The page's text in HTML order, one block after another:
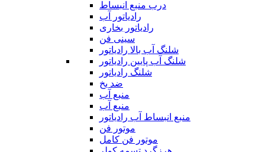
درب منبع انبساط
رادیاتور آب
رادیاتور بخاری
سینی فن
شلنگ آب بالا رادیاتور
شلنگ آب پایین رادیاتور
شلنگ رادیاتور
ضد یخ
منبع آب
منبع آب
منبع انبساط آب رادیاتور
موتور فن
موتور فن کامل